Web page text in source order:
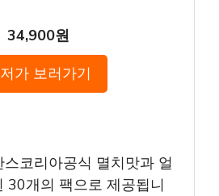
34,900원
가 보러가기
코리아공식 멸치맛과 얼
30개의 팩으로 제공됩니